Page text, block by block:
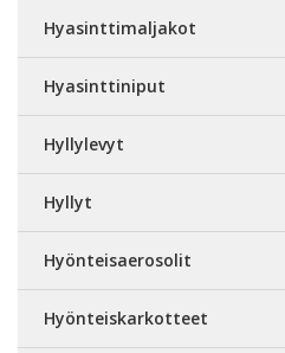
Hyasinttimaljakot
Hyasinttiniput
Hyllylevyt
Hyllyt
Hyönteisaerosolit
Hyönteiskarkotteet